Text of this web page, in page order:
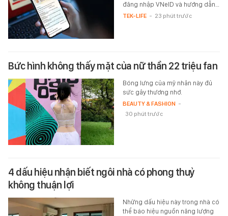
đăng nhập VNeID và hướng dẫn…
TEK-LIFE - 23 phút trước
Bức hình không thấy mặt của nữ thần 22 triệu fan
Bóng lưng của mỹ nhân này đủ
sức gây thương nhớ.
BEAUTY & FASHION -
30 phút trước
4 dấu hiệu nhận biết ngôi nhà có phong thuỷ
không thuận lợi
Những dấu hiệu này trong nhà có
thể báo hiệu nguồn năng lượng